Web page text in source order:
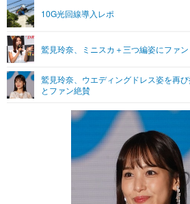
グラビア
ショッピング
ライフTOP
リリース一覧
プッシュ通知の停止方法
10G光回線導入レポ
鷲見玲奈、ミニスカ＋三つ編姿にファン
鷲見玲奈、ウエディングドレス姿を再
とファン絶賛